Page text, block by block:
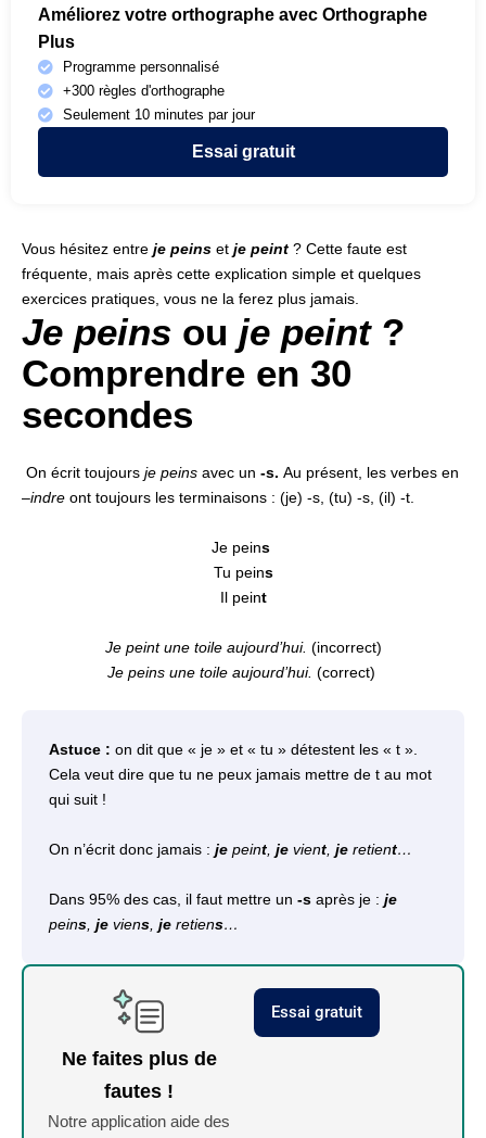
Améliorez votre orthographe avec Orthographe
Plus
Programme personnalisé
+300 règles d'orthographe
Seulement 10 minutes par jour
Essai gratuit
Vous hésitez entre je peins et je peint ? Cette faute est
fréquente, mais après cette explication simple et quelques
exercices pratiques, vous ne la ferez plus jamais.
Je peins ou je peint?
Comprendre en 30
secondes
On écrit toujours je peins avec un -s. Au présent, les verbes en
–indre ont toujours les terminaisons : (je) -s, (tu) -s, (il) -t.
Je peins
Tu peins
Il peint
Je peint une toile aujourd’hui. (incorrect)
Je peins une toile aujourd’hui. (correct)
Astuce : on dit que « je » et « tu » détestent les « t ».
Cela veut dire que tu ne peux jamais mettre de t au mot
qui suit !
On n’écrit donc jamais : je peint, je vient, je retient…
Dans 95% des cas, il faut mettre un -s après je : je
peins, je viens, je retiens…
Ne faites plus de
fautes !
Notre application aide des
Essai gratuit